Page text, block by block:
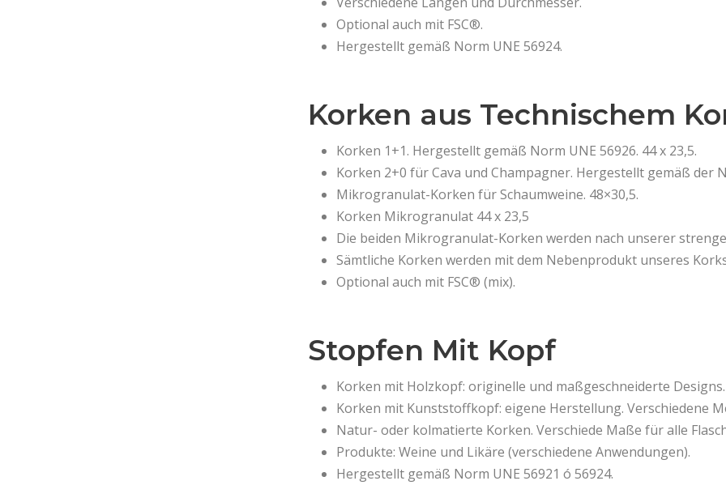
Optional auch mit FSC®.
Hergestellt gemäß Norm UNE 56924.
Korken aus Technischem
Korken 1+1. Hergestellt gemäß Norm UNE 56926. 44 x 23,5.
Korken 2+0 für Cava und Champagner. Hergestellt gemäß der
Mikrogranulat-Korken für Schaumweine. 48×30,5.
Korken Mikrogranulat 44 x 23,5
Die beiden Mikrogranulat-Korken werden nach unserer
Sämtliche Korken werden mit dem Nebenprodukt unseres
Optional auch mit FSC® (mix).
Stopfen Mit Kopf
Korken mit Holzkopf: originelle und maßgeschneiderte Designs.
Korken mit Kunststoffkopf: eigene Herstellung. Verschiedene
Natur- oder kolmatierte Korken. Verschiede Maße für alle
Produkte: Weine und Likäre (verschiedene Anwendungen).
Hergestellt gemäß Norm UNE 56921 ó 56924.